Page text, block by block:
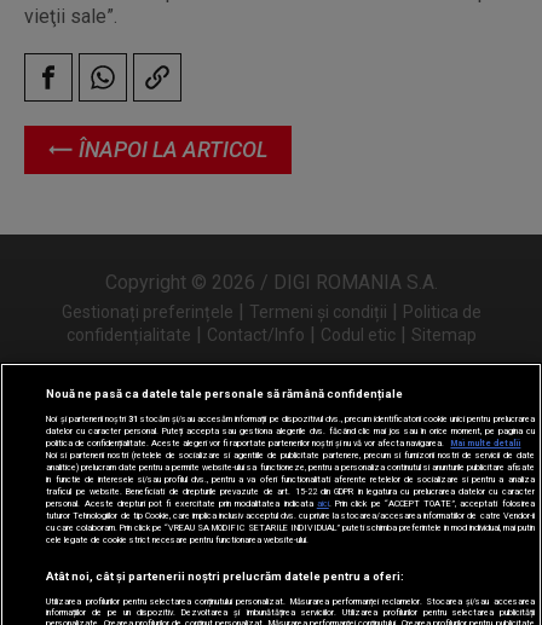
ÎNAPOI LA ARTICOL
vieţii sale”.
Copyright © 2026 / DIGI ROMANIA S.A.
Gestionați preferințele | Termeni și condiții | Politica de
confidențialitate | Contact/Info | Codul etic | Sitemap
Urmărește-ne și pe
Nouă ne pasă ca datele tale personale să rămână confidențiale
Noi și partenerii noștri31 stocăm și/sau accesăm informații pe dispozitivul dvs., precum identificatorii cookie unici pentru prelucrarea
datelor cu caracter personal. Puteți accepta sau gestiona alegerile dvs. făcând clic mai jos sau în orice moment, pe pagina cu
politica de confidențialitate. Aceste alegeri vor fi raportate partenerilor noștri și nu vă vor afecta navigarea.
Mai multe detalii
Noi si partenerii nostri (retelele de socializare si agentiile de publicitate partenere, precum si furnizorii nostri de servicii de date
analitice) prelucram date pentru a permite website-ului sa functioneze, pentru a personaliza continutul si anunturile publicitare afisate
in functie de interesele si/sau profilul dvs., pentru a va oferi functionalitati aferente retelelor de socializare si pentru a analiza
traficul pe website. Beneficiati de drepturile prevazute de art. 15-22 din GDPR in legatura cu prelucrarea datelor cu caracter
personal. Aceste drepturi pot fi exercitate prin modalitatea indicata aici. Prin click pe “ACCEPT TOATE”, acceptati folosirea
tuturor Tehnologiilor de tip Cookie, care implica inclusiv acceptul dvs. cu privire la stocarea/accesarea informatiilor de catre Vendor-ii
cu care colaboram. Prin click pe “VREAU SA MODIFIC SETARILE INDIVIDUAL” puteti schimba preferintele in mod individual, mai putin
cele legate de cookie strict necesare pentru functionarea website-ului.
Atât noi, cât și partenerii noștri prelucrăm datele pentru a oferi:
Utilizarea profilurilor pentru selectarea conținutului personalizat. Măsurarea performanței reclamelor. Stocarea și/sau accesarea
informațiilor de pe un dispozitiv. Dezvoltarea și îmbunătățirea serviciilor. Utilizarea profilurilor pentru selectarea publicității